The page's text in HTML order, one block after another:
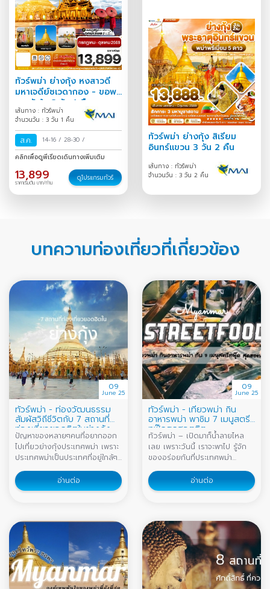
ทัวร์พม่า ย่างกุ้ง หงสาวดี
มหาเจดีย์ชเวดากอง - ขอพร
เทพทันใจ 3 วัน 1 คืน
เส้นทาง : ทัวร์พม่า
จำนวนวัน : 3 วัน 1 คืน
ส.ค. 14-16 / 28-30 /
คลิกเพื่อดูพีเรียดเดินทางเพิ่มเติม
13,899
ราคาเริ่มต้น บาท/ท่าน
ดูโปรแกรมทัวร์
ทัวร์พม่า ย่างกุ้ง สิเรียม
อินทร์แขวน 3 วัน 2 คืน
เส้นทาง : ทัวร์พม่า
จำนวนวัน : 3 วัน 2 คืน
บทความท่องเที่ยวที่เกี่ยวข้อง
09
June 25
ทัวร์พม่า - ท่องวัฒนธรรม
สัมผัสวิถีชีวิตกับ 7 สถานที่
ท่องเที่ยวยอดฮิตในย่างกุ้ง
ปัญหาของหลายๆคนที่อยากออก
ไปเที่ยวย่างกุ้งประเทศพม่า เพราะ
ประเทศพม่าเป็นประเทศที่อยู่ใกล้ๆ
ว่าเป็นบ้านใกล้เรือนเคียงเราเลย
แถมไปง่ายสบายราคาเงินในกระเป๋า
อ่านต่อ
09
June 25
ทัวร์พม่า - เที่ยวพม่า กิน
อาหารพม่า พาชิม 7 เมนูสตรี
ทฟู๊ดสุดฮอตฮิต
ทัวร์พม่า – เปิดมาก็น้ำลายไหล
เลย เพราะวันนี้ เราจะพาไป รู้จัก
ของอร่อยกันที่ประเทศพม่า
เรามั้ยน้อ และแน่นอนมาเที่ยวพม่า
ทั้งทีก็ต้องลองกิน “สตรีทฟู้ด
อ่านต่อ